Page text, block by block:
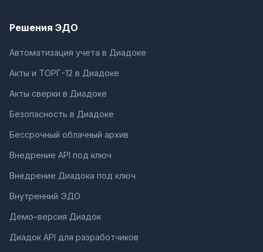
Решения ЭДО
Автоматизация учета в Диадоке
Акты и ТОРГ-12 в Диадоке
Акты сверки в Диадоке
Безопасность в Диадоке
Бессрочный облачный архив
Внедрение API под ключ
Внедрение Диадока под ключ
Внутренний ЭДО
Демо-версия Диадок
Диадок API для разработчиков